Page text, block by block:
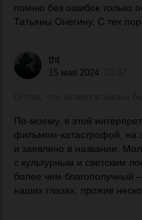
помню без ошибок только
Татьяны Онегину. С тех
tht
15 мая 2024
По-моему, в этой
фильмом-катастрофой, на
и заявлено в названии.
с культурным и светским
более чем благополучный
наших глазах, прожив